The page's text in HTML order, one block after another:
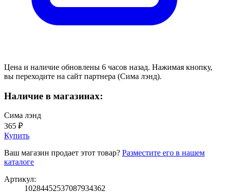
Цена и наличие обновлены 6 часов назад. Нажимая кнопку,
вы переходите на сайт партнера (Сима лэнд).
Наличие в магазинах:
Сима лэнд
365 ₽
Купить
Ваш магазин продает этот товар? Разместите его в нашем
каталоге
Артикул:
10284452537087934362